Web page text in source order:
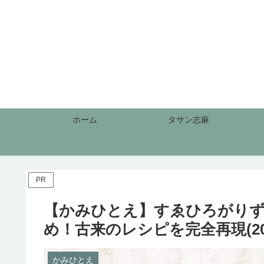
ホーム タサン志麻
PR
【かみひとえ】すゑひろがり
め！古来のレシピを完全再現
かみひとえ